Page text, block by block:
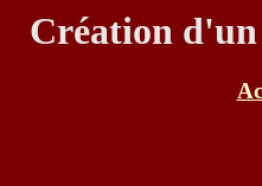
Création